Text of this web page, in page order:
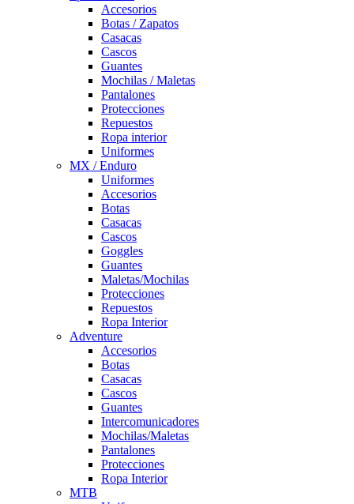
Accesorios
Botas / Zapatos
Casacas
Cascos
Guantes
Mochilas / Maletas
Pantalones
Protecciones
Repuestos
Ropa interior
Uniformes
MX / Enduro
Uniformes
Accesorios
Botas
Casacas
Cascos
Goggles
Guantes
Maletas/Mochilas
Protecciones
Repuestos
Ropa Interior
Adventure
Accesorios
Botas
Casacas
Cascos
Guantes
Intercomunicadores
Mochilas/Maletas
Pantalones
Protecciones
Ropa Interior
MTB